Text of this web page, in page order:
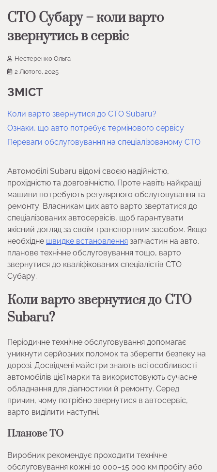
СТО Субару – коли варто
звернутись в сервіс
Нестеренко Ольга
2 Лютого, 2025
ЗМІСТ
Коли варто звернутися до СТО Subaru?
Ознаки, що авто потребує термінового сервісу
Переваги обслуговування на спеціалізованому СТО
Автомобілі Subaru відомі своєю надійністю,
прохідністю та довговічністю. Проте навіть найкращі
машини потребують регулярного обслуговування та
ремонту. Власникам цих авто варто звертатися до
спеціалізованих автосервісів, щоб гарантувати
якісний догляд за своїм транспортним засобом. Якщо
необхідне швидке встановлення запчастин на авто,
планове технічне обслуговування тощо, варто
звернутися до кваліфікованих спеціалістів СТО
Субару.
Коли варто звернутися до СТО
Subaru?
Періодичне технічне обслуговування допомагає
уникнути серйозних поломок та зберегти безпеку на
дорозі. Досвідчені майстри знають всі особливості
автомобілів цієї марки та використовують сучасне
обладнання для діагностики й ремонту. Серед
причин, чому потрібно звернутися в автосервіс,
варто виділити наступні.
Планове ТО
Виробник рекомендує проходити технічне
обслуговування кожні 10 000–15 000 км пробігу або